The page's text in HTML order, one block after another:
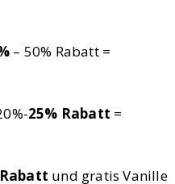
– 50% Rabatt =
25% Rabatt =
und gratis Vanille